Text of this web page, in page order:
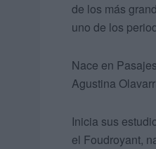
de los más
uno de los
Nace en
Agustina
Inicia sus
el Foudroyant,